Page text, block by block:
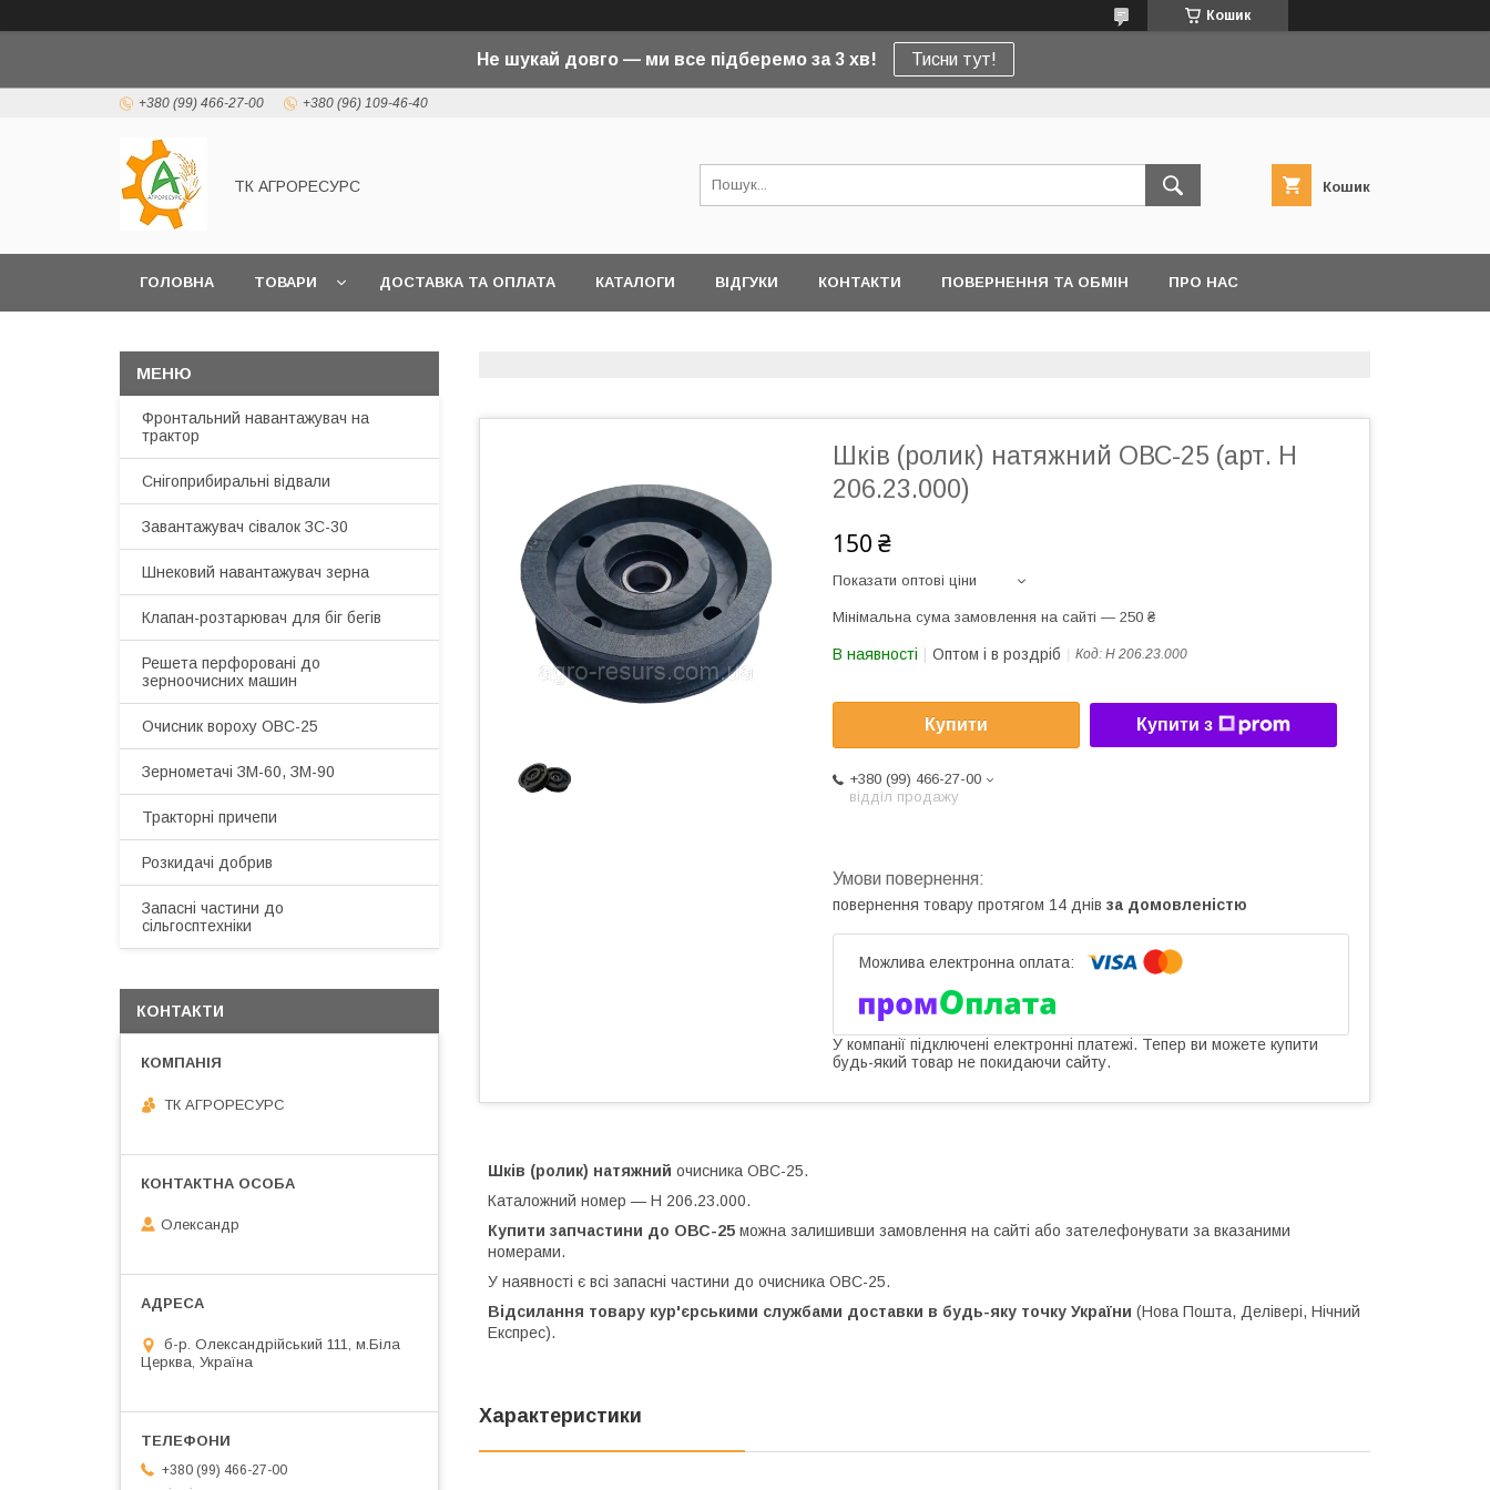
Кошик
Не шукай довго — ми все підберемо за 3 хв! Тисни тут!
+380 (99) 466-27-00 +380 (96) 109-46-40
ТК АГРОРЕСУРС Кошик
ГОЛОВНА ТОВАРИ ДОСТАВКА ТА ОПЛАТА КАТАЛОГИ ВІДГУКИ КОНТАКТИ ПОВЕРНЕННЯ ТА ОБМІН ПРО НАС
Шків (ролик) натяжний ОВС-25 (арт. Н
206.23.000)
150 ₴
Показати оптові ціни
Мінімальна сума замовлення на сайті — 250 ₴
В наявності Оптом і в роздріб Код: Н 206.23.000
Купити Купити з
+380 (99) 466-27-00
відділ продажу
повернення товару протягом 14 днів за домовленістю
У компанії підключені електронні платежі. Тепер ви можете купити
будь-який товар не покидаючи сайту.
Шків (ролик) натяжний очисника ОВС-25.
Каталожний номер — Н 206.23.000.
Купити запчастини до ОВС-25 можна залишивши замовлення на сайті або зателефонувати за вказаними
номерами.
У наявності є всі запасні частини до очисника ОВС-25.
Відсилання товару кур'єрськими службами доставки в будь-яку точку України (Нова Пошта, Делівері, Нічний
Експрес).
Характеристики
Фронтальний навантажувач на
трактор
Снігоприбиральні відвали
Завантажувач сівалок ЗС-30
Шнековий навантажувач зерна
Клапан-розтарювач для біг бегів
Решета перфоровані до
зерноочисних машин
Очисник вороху ОВС-25
Зернометачі ЗМ-60, ЗМ-90
Тракторні причепи
Розкидачі добрив
Запасні частини до
сільгосптехніки
КОНТАКТИ
ТК АГРОРЕСУРС
Олександр
б-р. Олександрійський 111, м.Біла
Церква, Україна
+380 (99) 466-27-00